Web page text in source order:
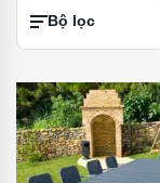
Bộ lọc